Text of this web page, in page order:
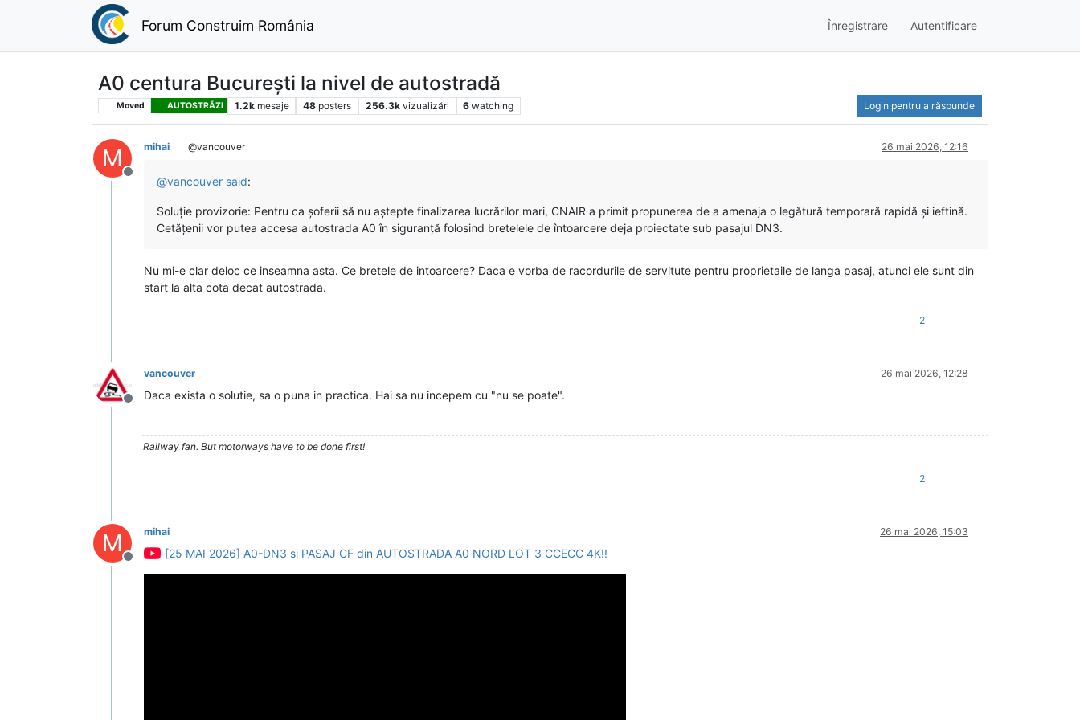
Forum Construim România Înregistrare Autentificare
A0 centura București la nivel de autostradă
Moved AUTOSTRĂZI 1.2k mesaje 48 posters 256.3k vizualizări 6 watching Login pentru a răspunde
M
Deconectat
mihai @vancouver 26 mai 2026, 12:16
@vancouver said:
Soluție provizorie: Pentru ca șoferii să nu aștepte finalizarea lucrărilor mari, CNAIR a primit propunerea de a amenaja o legătură temporară rapidă și ieftină.
Cetățenii vor putea accesa autostrada A0 în siguranță folosind bretelele de întoarcere deja proiectate sub pasajul DN3.
Nu mi-e clar deloc ce inseamna asta. Ce bretele de intoarcere? Daca e vorba de racordurile de servitute pentru proprietaile de langa pasaj, atunci ele sunt din
start la alta cota decat autostrada.
2
Deconectat
vancouver 26 mai 2026, 12:28
Daca exista o solutie, sa o puna in practica. Hai sa nu incepem cu "nu se poate".
Railway fan. But motorways have to be done first!
2
M
Deconectat
mihai 26 mai 2026, 15:03
[25 MAI 2026] A0-DN3 si PASAJ CF din AUTOSTRADA A0 NORD LOT 3 CCECC 4K!!